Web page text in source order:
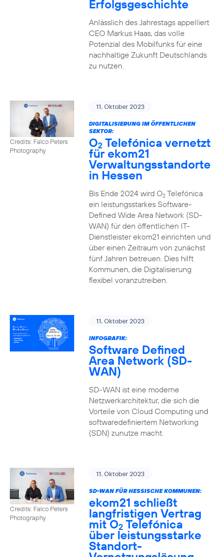
Erfolgsgeschichte
Anlässlich des Jahrestags appelliert
CEO Markus Haas, das volle
Potenzial des Mobilfunks für eine
nachhaltige Zukunft Deutschlands
zu nutzen.
Credits: Falco Peters
Photography
11. Oktober 2023
DIGITALISIERUNG IM ÖFFENTLICHEN
SEKTOR:
O2 Telefónica vernetzt
für ekom21
Verwaltungsstandorte
in Hessen
Bis Ende 2024 wird O2Telefónica
ein leistungsstarkes Software-
Defined Wide Area Network (SD-
WAN) für den öffentlichen IT-
Dienstleister ekom21 einrichten und
über einen Zeitraum von zunächst
fünf Jahren betreuen. Dies hilft
Kommunen, die Digitalisierung
flexibel voranzutreiben.
11. Oktober 2023
INFOGRAFIK:
Software Defined
Area Network (SD-
WAN)
SD-WAN ist eine moderne
Netzwerkarchitektur, die sich die
Vorteile von Cloud Computing und
softwaredefiniertem Networking
(SDN) zunutze macht.
Credits: Falco Peters
Photography
11. Oktober 2023
SD-WAN FÜR HESSISCHE KOMMUNEN:
ekom21 schließt
langfristigen Vertrag
mit O2 Telefónica
über leistungsstarke
Standort-